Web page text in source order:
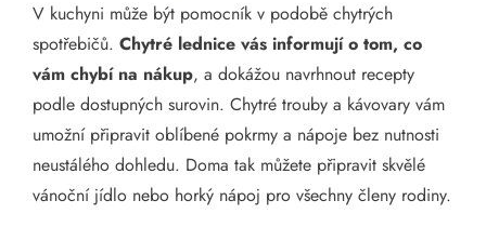
V kuchyni může být pomocník v podobě chytrých
spotřebičů. Chytré lednice vás informují o tom, co
vám chybí na nákup, a dokážou navrhnout recepty
podle dostupných surovin. Chytré trouby a kávovary vám
umožní připravit oblíbené pokrmy a nápoje bez nutnosti
neustálého dohledu. Doma tak můžete připravit skvělé
vánoční jídlo nebo horký nápoj pro všechny členy rodiny.